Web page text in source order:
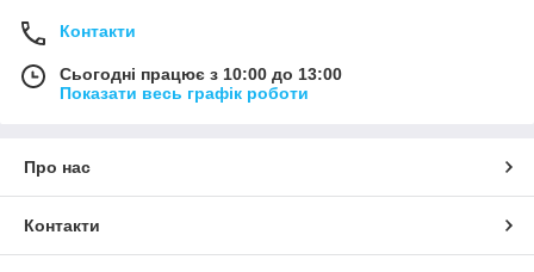
Контакти
Сьогодні працює з 10:00 до 13:00
Показати весь графік роботи
Про нас
Контакти